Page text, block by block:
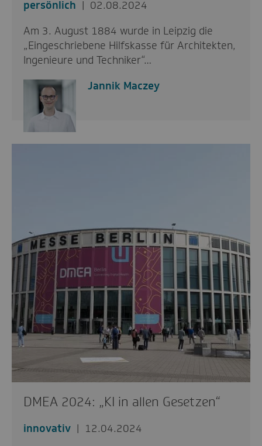
persönlich
02.08.2024
Am 3. August 1884 wurde in Leipzig die
„Eingeschriebene Hilfskasse für Architekten,
Ingenieure und Techniker“…
Jannik Maczey
DMEA 2024: „KI in allen Gesetzen“
innovativ
12.04.2024